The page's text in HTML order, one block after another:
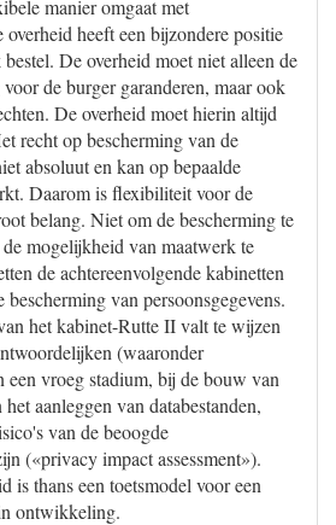
manier omgaat met
overheid heeft een bijzondere positie
De overheid moet niet alleen de
de burger garanderen, maar ook
De overheid moet hierin altijd
recht op bescherming van de
absoluut en kan op bepaalde
Daarom is flexibiliteit voor de
belang. Niet om de bescherming te
mogelijkheid van maatwerk te
de achtereenvolgende kabinetten
van persoonsgegevens.
het kabinet-Rutte II valt te wijzen
(waaronder
een vroeg stadium, bij de bouw van
aanleggen van databestanden,
van de beoogde
(«privacy impact assessment»).
is thans een toetsmodel voor een
ontwikkeling.